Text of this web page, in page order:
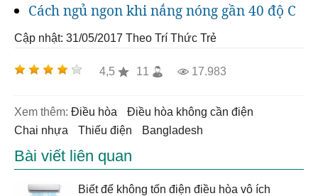
Cách ngủ ngon khi nắng nóng gần 40 độ C
Cập nhật: 31/05/2017 Theo Trí Thức Trẻ
4,5 11 17.983
Xem thêm: điều hòa
điều hòa không cần điện
chai nhựa
thiếu điện bangladesh
Bài viết liên quan
Biết để không tốn điện điều hòa vô ích